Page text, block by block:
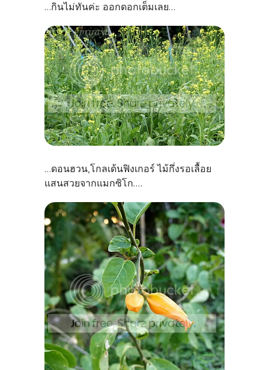
...กินไม่ทันค่ะ ออกดอกเต็มเลย...
...ดอนฮวน,โกลเด้นฟิงเกอร์ ไม้กึ่งรอเลื้อย
แสนสวยจากแมกซิโก....